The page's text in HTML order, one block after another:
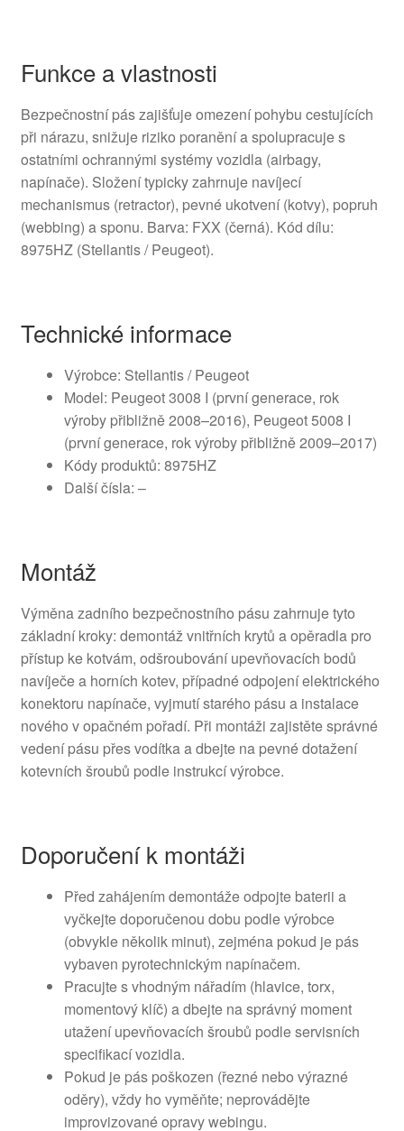
Funkce a vlastnosti
Bezpečnostní pás zajišťuje omezení pohybu cestujících
při nárazu, snižuje riziko poranění a spolupracuje s
ostatními ochrannými systémy vozidla (airbagy,
napínače). Složení typicky zahrnuje navíjecí
mechanismus (retractor), pevné ukotvení (kotvy), popruh
(webbing) a sponu. Barva: FXX (černá). Kód dílu:
8975HZ (Stellantis / Peugeot).
Technické informace
Výrobce: Stellantis / Peugeot
Model: Peugeot 3008 I (první generace, rok
výroby přibližně 2008–2016), Peugeot 5008 I
(první generace, rok výroby přibližně 2009–2017)
Kódy produktů: 8975HZ
Další čísla: –
Montáž
Výměna zadního bezpečnostního pásu zahrnuje tyto
základní kroky: demontáž vnitřních krytů a opěradla pro
přístup ke kotvám, odšroubování upevňovacích bodů
navíječe a horních kotev, případné odpojení elektrického
konektoru napínače, vyjmutí starého pásu a instalace
nového v opačném pořadí. Při montáži zajistěte správné
vedení pásu přes vodítka a dbejte na pevné dotažení
kotevních šroubů podle instrukcí výrobce.
Doporučení k montáži
Před zahájením demontáže odpojte baterii a
vyčkejte doporučenou dobu podle výrobce
(obvykle několik minut), zejména pokud je pás
vybaven pyrotechnickým napínačem.
Pracujte s vhodným nářadím (hlavice, torx,
momentový klíč) a dbejte na správný moment
utažení upevňovacích šroubů podle servisních
specifikací vozidla.
Pokud je pás poškozen (řezné nebo výrazné
oděry), vždy ho vyměňte; neprovádějte
improvizované opravy webingu.